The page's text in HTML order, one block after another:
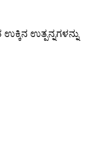
ಉತ್ಪನ್ನಗಳನ್ನು